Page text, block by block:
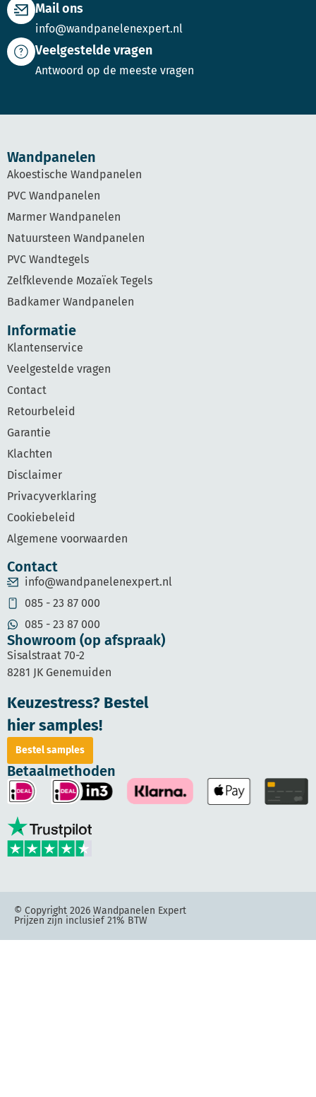
Mail ons
info@wandpanelenexpert.nl
Veelgestelde vragen
Antwoord op de meeste vragen
Wandpanelen
Akoestische Wandpanelen
PVC Wandpanelen
Marmer Wandpanelen
Natuursteen Wandpanelen
PVC Wandtegels
Zelfklevende Mozaïek Tegels
Badkamer Wandpanelen
Informatie
Klantenservice
Veelgestelde vragen
Contact
Retourbeleid
Garantie
Klachten
Disclaimer
Privacyverklaring
Cookiebeleid
Algemene voorwaarden
Contact
info@wandpanelenexpert.nl
085 - 23 87 000
085 - 23 87 000
Showroom (op afspraak)
Sisalstraat 70-2
8281 JK Genemuiden
Keuzestress? Bestel
hier samples!
Bestel samples
Betaalmethoden
© Copyright 2026 Wandpanelen Expert
Prijzen zijn inclusief 21% BTW